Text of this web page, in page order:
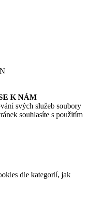
K NÁM
svých služeb soubory
souhlasíte s použitím